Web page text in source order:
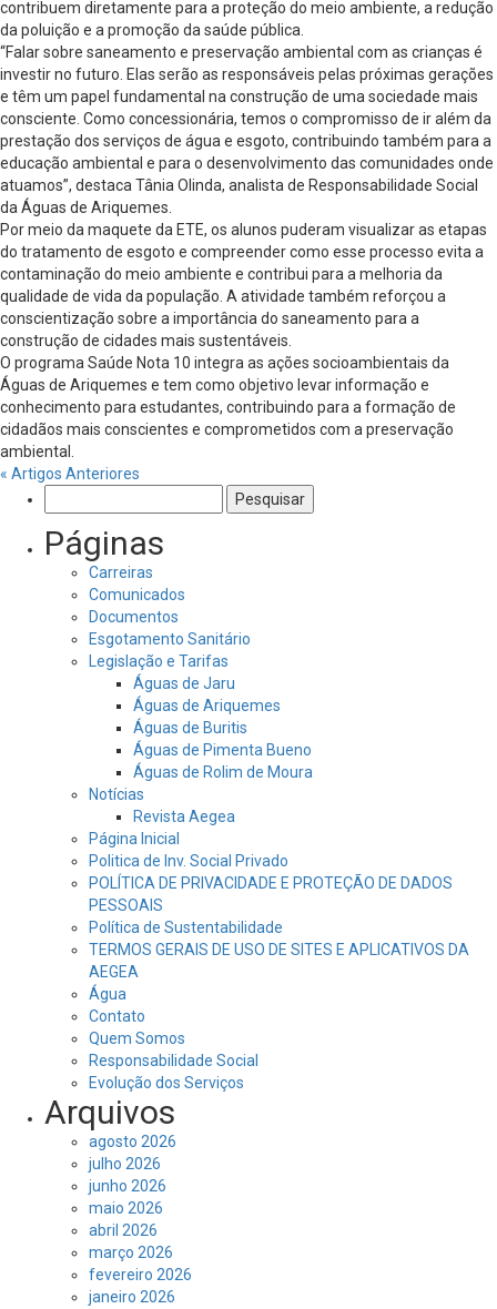
contribuem diretamente para a proteção do meio ambiente, a redução
da poluição e a promoção da saúde pública.
“Falar sobre saneamento e preservação ambiental com as crianças é
investir no futuro. Elas serão as responsáveis pelas próximas gerações
e têm um papel fundamental na construção de uma sociedade mais
consciente. Como concessionária, temos o compromisso de ir além da
prestação dos serviços de água e esgoto, contribuindo também para a
educação ambiental e para o desenvolvimento das comunidades onde
atuamos”, destaca Tânia Olinda, analista de Responsabilidade Social
da Águas de Ariquemes.
Por meio da maquete da ETE, os alunos puderam visualizar as etapas
do tratamento de esgoto e compreender como esse processo evita a
contaminação do meio ambiente e contribui para a melhoria da
qualidade de vida da população. A atividade também reforçou a
conscientização sobre a importância do saneamento para a
construção de cidades mais sustentáveis.
O programa Saúde Nota 10 integra as ações socioambientais da
Águas de Ariquemes e tem como objetivo levar informação e
conhecimento para estudantes, contribuindo para a formação de
cidadãos mais conscientes e comprometidos com a preservação
ambiental.
« Artigos Anteriores
por:
Páginas
Carreiras
Comunicados
Documentos
Esgotamento Sanitário
Legislação e Tarifas
Águas de Jaru
Águas de Ariquemes
Águas de Buritis
Águas de Pimenta Bueno
Águas de Rolim de Moura
Notícias
Revista Aegea
Página Inicial
Politica de Inv. Social Privado
POLÍTICA DE PRIVACIDADE E PROTEÇÃO DE DADOS
PESSOAIS
Política de Sustentabilidade
TERMOS GERAIS DE USO DE SITES E APLICATIVOS DA
AEGEA
Água
Contato
Quem Somos
Responsabilidade Social
Evolução dos Serviços
Arquivos
agosto 2026
julho 2026
junho 2026
maio 2026
abril 2026
março 2026
fevereiro 2026
janeiro 2026